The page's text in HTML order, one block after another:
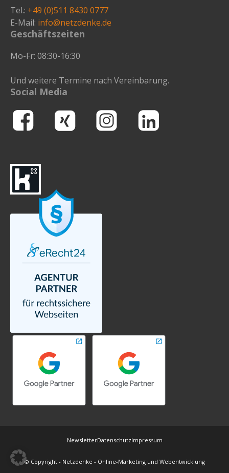
Tel.: +49 (0)511 8430 0777
E-Mail: info@netzdenke.de
Geschäftszeiten
Mo-Fr: 08:30-16:30
Und weitere Termine nach Vereinbarung.
Social Media
NewsletterDatenschutzImpressum
© Copyright - Netzdenke - Online-Marketing und Webentwicklung